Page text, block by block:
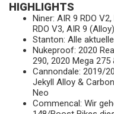
HIGHLIGHTS
Niner: AIR 9 RDO
RDO V3, AIR 9
Stanton: Alle
Nukeproof: 2020
290, 2020 Mega 275
Cannondale: 2019/
Jekyll Alloy &
Neo
Commencal: Wir